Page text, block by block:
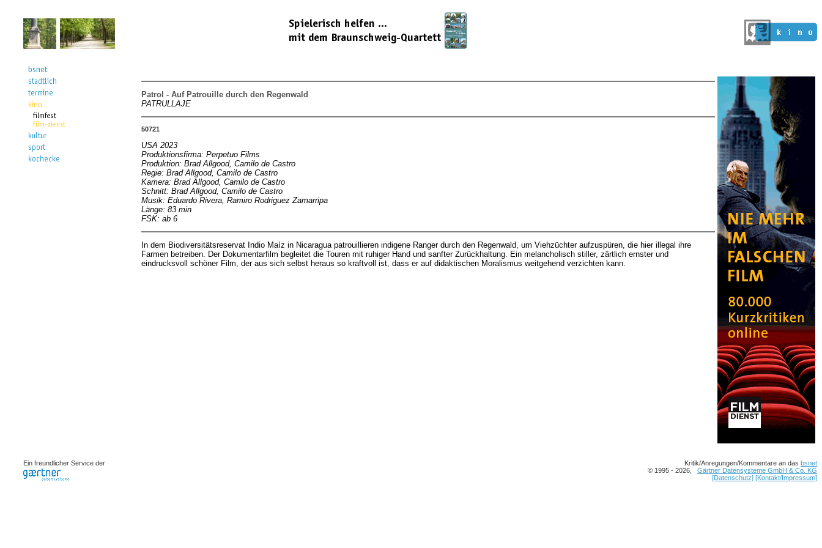
Patrol - Auf Patrouille durch den Regenwald
PATRULLAJE
50721
USA 2023
Produktionsfirma: Perpetuo Films
Produktion: Brad Allgood, Camilo de Castro
Regie: Brad Allgood, Camilo de Castro
Kamera: Brad Allgood, Camilo de Castro
Schnitt: Brad Allgood, Camilo de Castro
Musik: Eduardo Rivera, Ramiro Rodriguez Zamarripa
Länge: 83 min
FSK: ab 6
In dem Biodiversitätsreservat Indio Maíz in Nicaragua patrouillieren indigene Ranger durch den Regenwald, um Viehzüchter aufzuspüren, die hier illegal ihre
Farmen betreiben. Der Dokumentarfilm begleitet die Touren mit ruhiger Hand und sanfter Zurückhaltung. Ein melancholisch stiller, zärtlich ernster und
eindrucksvoll schöner Film, der aus sich selbst heraus so kraftvoll ist, dass er auf didaktischen Moralismus weitgehend verzichten kann.
Ein freundlicher Service der Kritik/Anregungen/Kommentare an das bsnet
© 1995 - 2026, Gärtner Datensysteme GmbH & Co. KG
[Datenschutz] [Kontakt/Impressum]